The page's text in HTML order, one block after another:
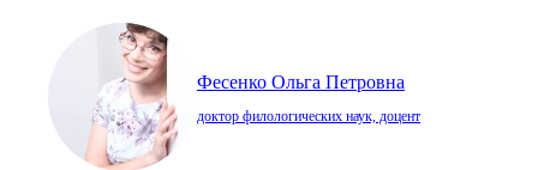
Фесенко Ольга Петровна
доктор филологических наук, доцент